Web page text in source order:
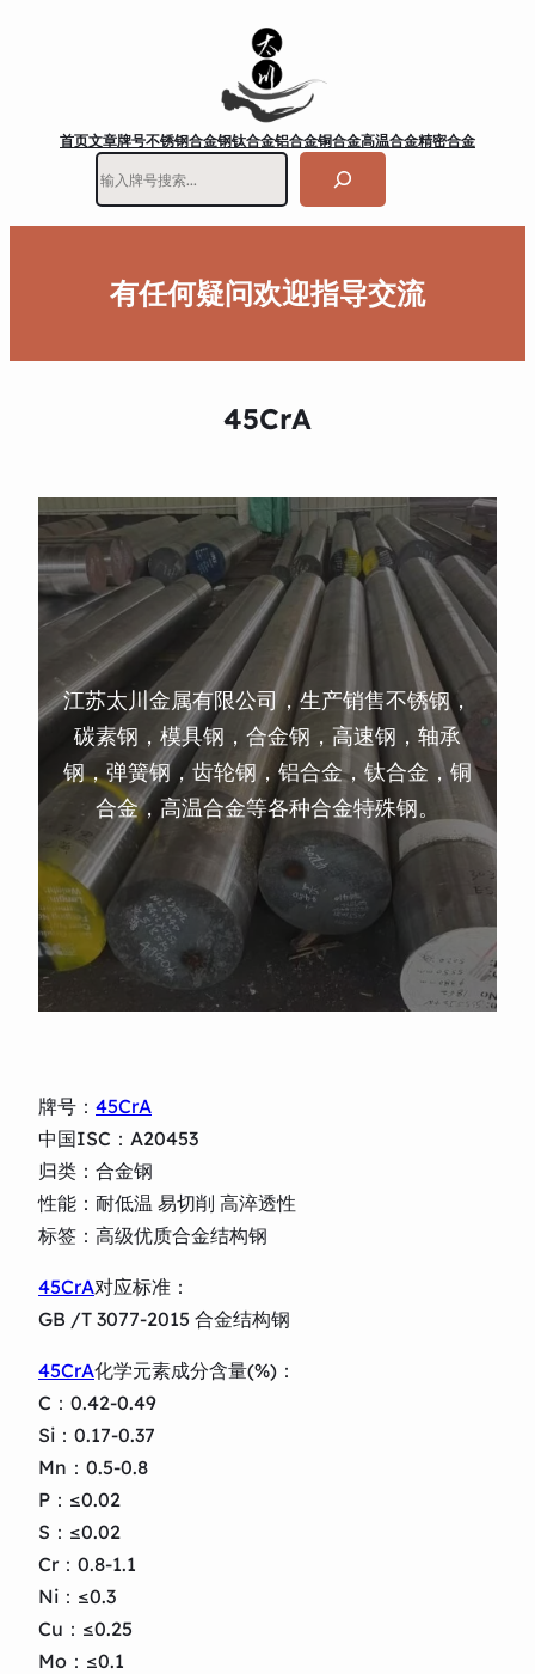
首页文章牌号不锈钢合金钢钛合金铝合金铜合金高温合金精密合金
有任何疑问欢迎指导交流
45CrA
江苏太川金属有限公司，生产销售不锈钢，
碳素钢，模具钢，合金钢，高速钢，轴承
钢，弹簧钢，齿轮钢，铝合金，钛合金，铜
合金，高温合金等各种合金特殊钢。
牌号： 45CrA
中国ISC：A20453
归类：合金钢
性能：耐低温 易切削 高淬透性
标签：高级优质合金结构钢
45CrA对应标准：
GB /T 3077-2015 合金结构钢
45CrA化学元素成分含量(%)：
C：0.42-0.49
Si：0.17-0.37
Mn：0.5-0.8
P：≤0.02
S：≤0.02
Cr：0.8-1.1
Ni：≤0.3
Cu：≤0.25
Mo：≤0.1